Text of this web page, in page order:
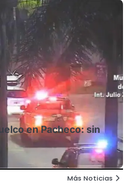
Más Noticias
en Pacheco: sin